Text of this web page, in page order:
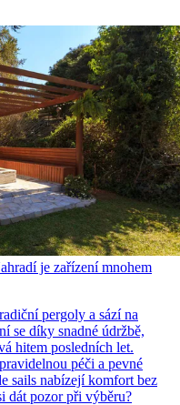
je zařízení mnohem
pergoly a sází na
se díky snadné údržbě,
hitem posledních let.
péči a pevné
sails nabízejí komfort bez
dát pozor při výběru?